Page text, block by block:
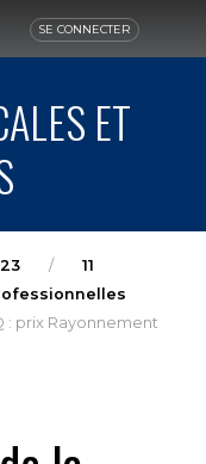
SE CONNECTER
ET
11
: prix Rayonnement